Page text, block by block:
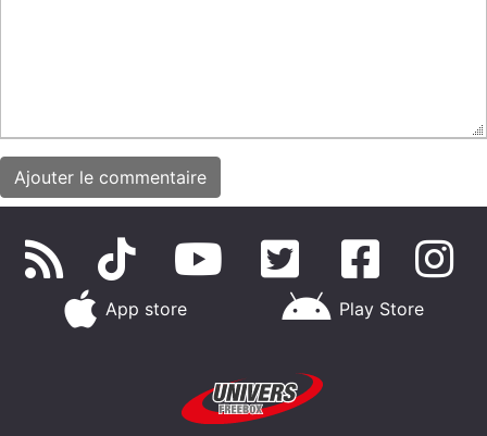
App store Play Store